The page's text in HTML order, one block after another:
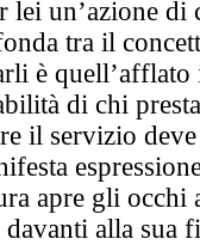
un’azione di
tra il
è
di chi
il servizio deve
apre gli occhi
alla sua